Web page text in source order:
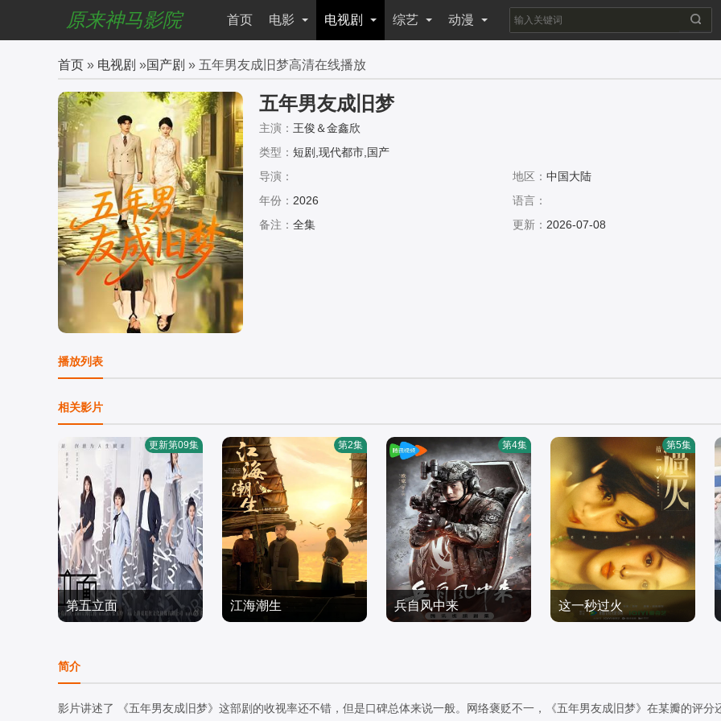
原来神马影院 首页 电影 电视剧 综艺 动漫
首页 » 电视剧 »国产剧 » 五年男友成旧梦高清在线播放
五年男友成旧梦
主演： 王俊＆金鑫欣
类型： 短剧,现代都市,国产
导演：
地区： 中国大陆
年份： 2026
语言：
备注： 全集 更新： 2026-07-08
播放列表
相关影片
第五立面
国产剧
2026/中国大陆
更新第09集
江海潮生
2026/中国大陆
第2集
兵自风中来
2026/中国大陆
第4集
这一秒过火
沙宝亮,吴莫愁,毛孩,鹿骐,
苇青,刘令姿,康可人,陈东
2026/中国大陆
第5集
简介
影片讲述了 《五年男友成旧梦》这部剧的收视率还不错，但是口碑总体来说一般。网络褒贬不一，《五年男友成旧梦》在某瓣的评